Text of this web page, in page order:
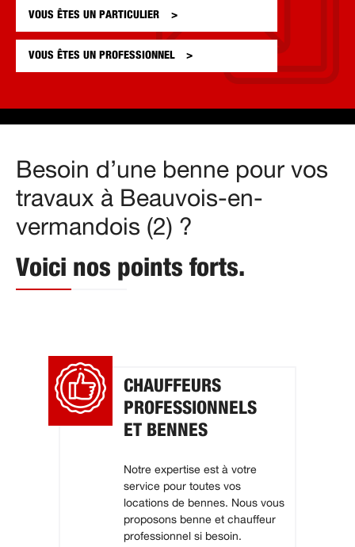
VOUS ÊTES UN PARTICULIER
VOUS ÊTES UN PROFESSIONNEL
Besoin d’une benne pour vos
travaux à Beauvois-en-
vermandois (2) ?
Voici nos points forts.
CHAUFFEURS
PROFESSIONNELS
ET BENNES
Notre expertise est à votre
service pour toutes vos
locations de bennes. Nous vous
proposons benne et chauffeur
professionnel si besoin.